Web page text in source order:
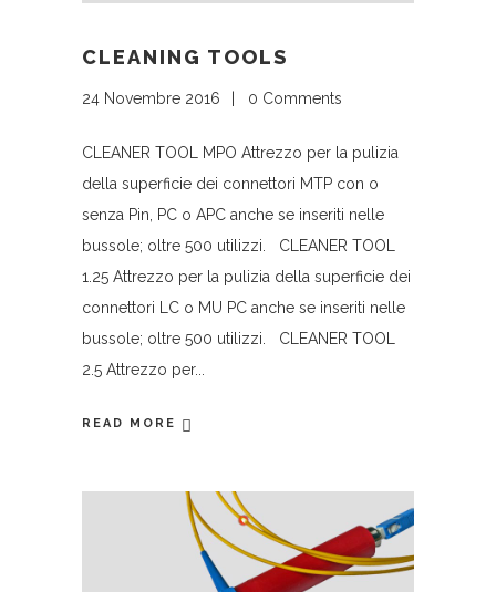
CLEANING TOOLS
24 Novembre 2016 0 Comments
CLEANER TOOL MPO Attrezzo per la pulizia
della superficie dei connettori MTP con o
senza Pin, PC o APC anche se inseriti nelle
bussole; oltre 500 utilizzi. CLEANER TOOL
1.25 Attrezzo per la pulizia della superficie dei
connettori LC o MU PC anche se inseriti nelle
bussole; oltre 500 utilizzi. CLEANER TOOL
2.5 Attrezzo per
READ MORE